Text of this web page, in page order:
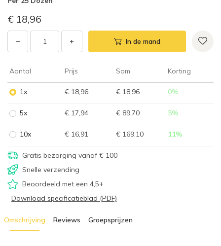
€ 18,96
− + In de mand
Aantal Prijs Som Korting
1x € 18,96 € 18,96 0%
5x € 17,94 € 89,70 5%
10x € 16,91 € 169,10 11%
Gratis bezorging vanaf € 100
Snelle verzending
Beoordeeld met een 4,5+
Download specificatieblad (PDF)
Omschrijving Reviews Groepsprijzen